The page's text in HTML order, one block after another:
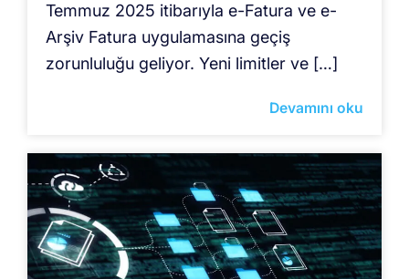
Temmuz 2025 itibarıyla e-Fatura ve e-
Arşiv Fatura uygulamasına geçiş
zorunluluğu geliyor. Yeni limitler ve […]
Devamını oku